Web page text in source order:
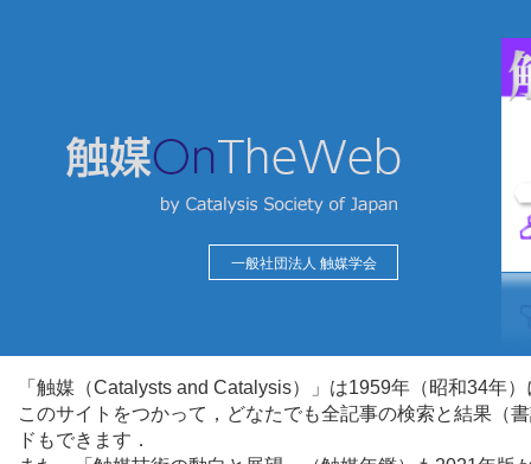
一般社団法人 触媒学会
「触媒（Catalysts and Catalysis）」は1959年（昭和34年
このサイトをつかって，どなたでも全記事の検索と結果（
ドもできます．